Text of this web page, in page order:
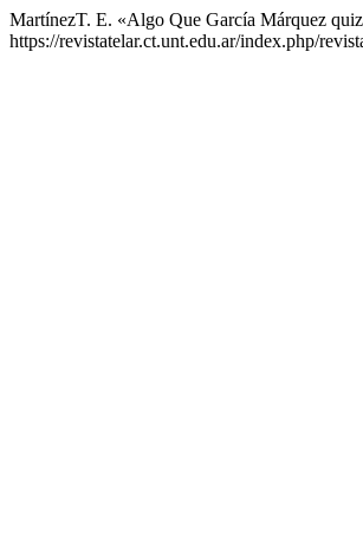
MartínezT. E. «Algo Que García Márquez
https://revistatelar.ct.unt.edu.ar/index.php/